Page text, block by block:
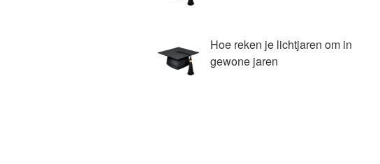
Hoe reken je lichtjaren om in
gewone jaren